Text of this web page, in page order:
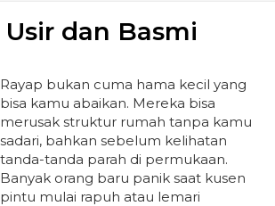
dan Basmi
Rayap bukan cuma hama kecil yang
bisa kamu abaikan. Mereka bisa
merusak struktur rumah tanpa kamu
sadari, bahkan sebelum kelihatan
tanda-tanda parah di permukaan.
Banyak orang baru panik saat kusen
pintu mulai rapuh atau lemari